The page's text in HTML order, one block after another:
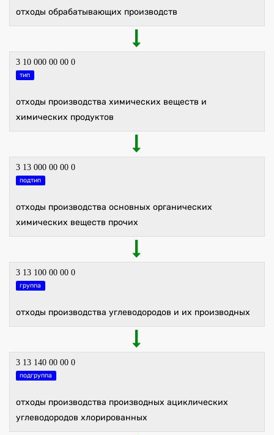
отходы обрабатывающих производств
3 10 000 00 00 0
тип
отходы производства химических веществ и
химических продуктов
3 13 000 00 00 0
подтип
отходы производства основных органических
химических веществ прочих
3 13 100 00 00 0
группа
отходы производства углеводородов и их производных
3 13 140 00 00 0
подгруппа
отходы производства производных ациклических
углеводородов хлорированных